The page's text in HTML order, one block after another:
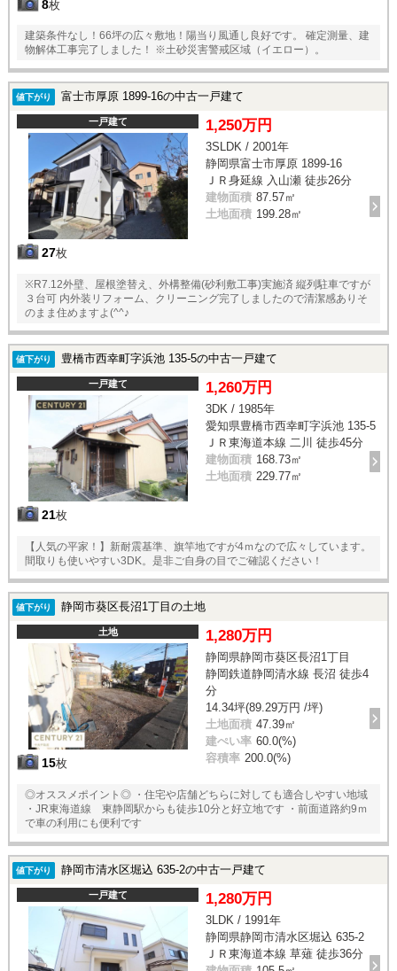
8枚
建築条件なし！66坪の広々敷地！陽当り風通し良好です。 確定測量、建
物解体工事完了しました！ ※土砂災害警戒区域（イエロー）。
値下がり 富士市厚原 1899-16の中古一戸建て
一戸建て
27枚
1,250万円
3SLDK / 2001年
静岡県富士市厚原 1899-16
ＪＲ身延線 入山瀬 徒歩26分
建物面積 87.57㎡
土地面積 199.28㎡
※R7.12外壁、屋根塗替え、外構整備(砂利敷工事)実施済 縦列駐車ですが
３台可 内外装リフォーム、クリーニング完了しましたので清潔感ありそ
のまま住めますよ(^^♪
値下がり 豊橋市西幸町字浜池 135-5の中古一戸建て
一戸建て
21枚
1,260万円
3DK / 1985年
愛知県豊橋市西幸町字浜池 135-5
ＪＲ東海道本線 二川 徒歩45分
建物面積 168.73㎡
土地面積 229.77㎡
【人気の平家！】新耐震基準、旗竿地ですが4ｍなので広々しています。
間取りも使いやすい3DK。是非ご自身の目でご確認ください！
値下がり 静岡市葵区長沼1丁目の土地
土地
15枚
1,280万円
静岡県静岡市葵区長沼1丁目
静岡鉄道静岡清水線 長沼 徒歩4
分
14.34坪(89.29万円 /坪)
土地面積 47.39㎡
建ぺい率 60.0(%)
容積率 200.0(%)
◎オススメポイント◎ ・住宅や店舗どちらに対しても適合しやすい地域
・JR東海道線 東静岡駅からも徒歩10分と好立地です ・前面道路約9ｍ
で車の利用にも便利です
値下がり 静岡市清水区堀込 635-2の中古一戸建て
一戸建て 1,280万円
3LDK / 1991年
静岡県静岡市清水区堀込 635-2
ＪＲ東海道本線 草薙 徒歩36分